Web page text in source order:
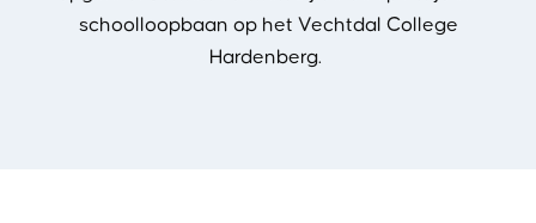
schoolloopbaan op het Vechtdal College
Hardenberg.